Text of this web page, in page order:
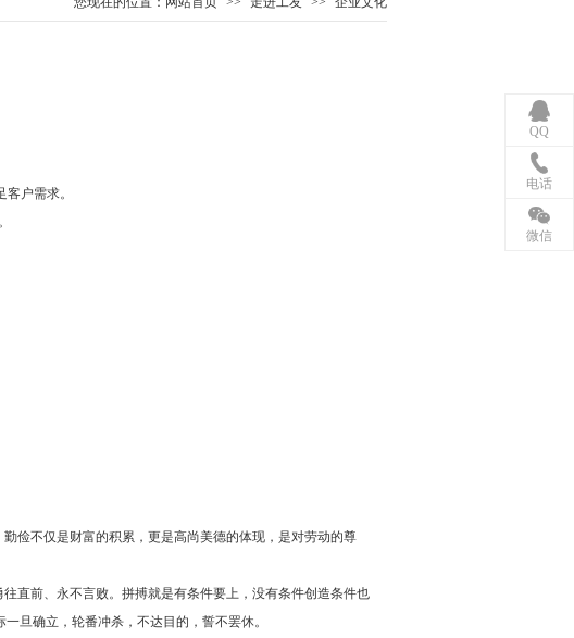
户需求。
俭不仅是财富的积累，更是高尚美德的体现，是对劳动的尊
直前、永不言败。拼搏就是有条件要上，没有条件创造条件也
旦确立，轮番冲杀，不达目的，誓不罢休。
QQ
电话
微信